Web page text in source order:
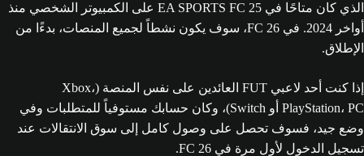
الذي كان متاحًا في EA SPORTS FC 25 على الكمبيوتر الشخصي منذ
أواخر 2024. في FC 26، سوف يكون نشطاً لجميع المنصات، بدءًا من
الإطلاق.
إذا كنت أحد لاعبي FUT العائدين على نفس المنصة (Xbox،
PlayStation، PC أو Switch)، وكان حسابك مستوفياً للمتطلبات وفي
وضع جيد، فسوف تحصل على وصول كامل إلى سوق الانتقالات عند
تسجيل الدخول لأول مرة في FC 26.